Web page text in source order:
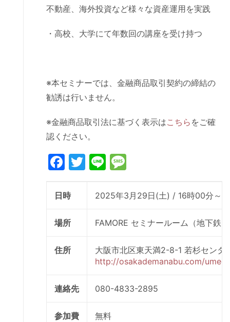
不動産、海外投資など様々な資産運用を実践
・高校、大学にて年数回の講座を受け持つ
※本セミナーでは、金融商品取引契約の締結の
勧誘は行いません。
※金融商品取引法に基づく表示はこちら をご確
認ください。
Facebook
Twitter
Line
日時 2025年3月29日(土) / 16時00分～
場所 FAMORE セミナールーム（地下鉄
住所
大阪市北区東天満2-8-1 若杉センタ
http://osakademanabu.com/
連絡先 080-4833-2895
参加費 無料